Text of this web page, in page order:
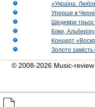
«Україна.
Уперше в
Шедеври трьох
Біжи,
Концерт
Золото
© 2008-2026 Music-review